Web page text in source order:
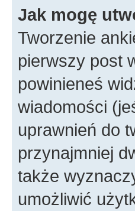
Jak mogę
Tworzenie
pierwszy post
powinieneś
wiadomości
uprawnień do
przynajmniej
także
umożliwić